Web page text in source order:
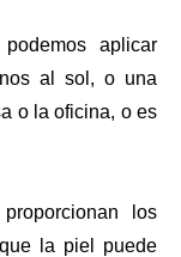
aplicar
al sol, o una
o la oficina, o es
los
la piel puede